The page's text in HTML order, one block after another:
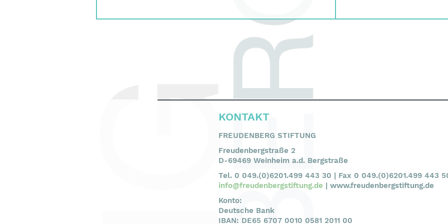
KONTAKT
FREUDENBERG STIFTUNG
Freudenbergstraße 2
D-69469 Weinheim a.d. Bergstraße
Tel. 0 049.(0)6201.499 443 30 | Fax 0 049.(0)6201.499 443
info@freudenbergstiftung.de | www.freudenbergstiftung.de
Konto:
Deutsche Bank
IBAN: DE65 6707 0010 0581 2011 00